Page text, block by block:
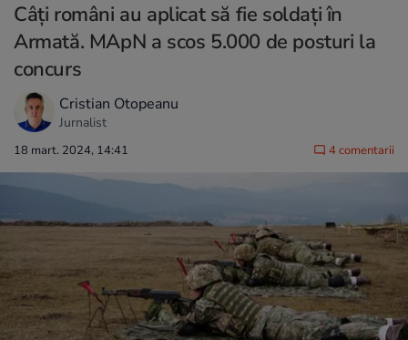
Câți români au aplicat să fie soldați în
Armată. MApN a scos 5.000 de posturi la
concurs
Cristian Otopeanu
Jurnalist
18 mart. 2024, 14:41 4 comentarii